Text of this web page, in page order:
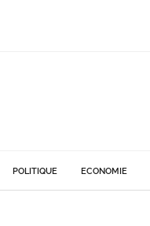
POLITIQUE ECONOMIE